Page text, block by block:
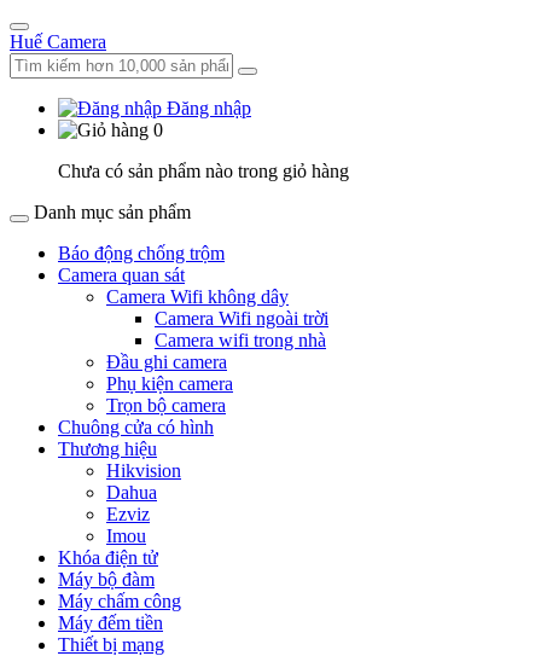
Huế Camera
Đăng nhập
0
Chưa có sản phẩm nào trong giỏ hàng
Danh mục sản phẩm
Báo động chống trộm
Camera quan sát
Camera Wifi không dây
Camera Wifi ngoài trời
Camera wifi trong nhà
Đầu ghi camera
Phụ kiện camera
Trọn bộ camera
Chuông cửa có hình
Thương hiệu
Hikvision
Dahua
Ezviz
Imou
Khóa điện tử
Máy bộ đàm
Máy chấm công
Máy đếm tiền
Thiết bị mạng